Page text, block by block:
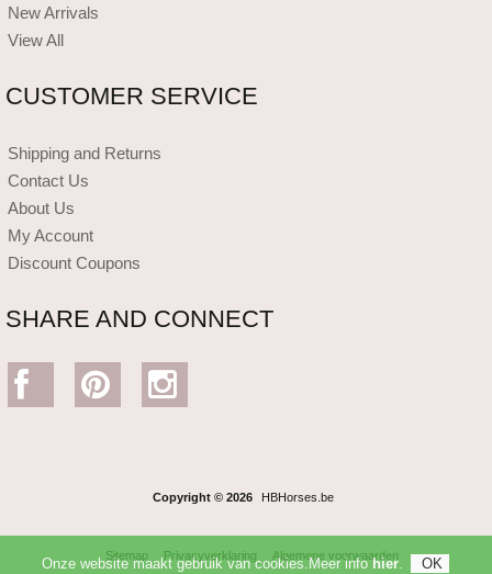
New Arrivals
View All
CUSTOMER SERVICE
Shipping and Returns
Contact Us
About Us
My Account
Discount Coupons
SHARE AND CONNECT
Copyright © 2026 HBHorses.be
Sitemap Privacyverklaring Algemene voorwaarden
Onze website maakt gebruik van cookies.Meer infohier.